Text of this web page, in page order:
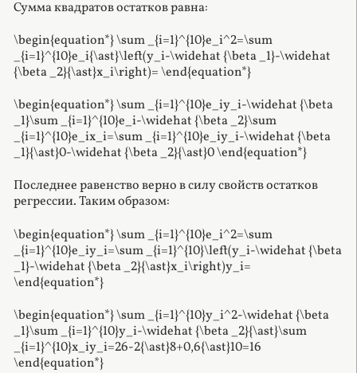
Сумма квадратов остатков равна:
\begin{equation*} \sum _{i=1}^{10}e_i^2=\sum
_{i=1}^{10}e_i{\ast}\left(y_i-\widehat {\beta _1}-\widehat
{\beta _2}{\ast}x_i\right)= \end{equation*}
\begin{equation*} \sum _{i=1}^{10}e_iy_i-\widehat {\beta
_1}\sum _{i=1}^{10}e_i-\widehat {\beta _2}\sum
_{i=1}^{10}e_ix_i=\sum _{i=1}^{10}e_iy_i-\widehat {\beta
_1}{\ast}0-\widehat {\beta _2}{\ast}0 \end{equation*}
Последнее равенство верно в силу свойств остатков
регрессии. Таким образом:
\begin{equation*} \sum _{i=1}^{10}e_i^2=\sum
_{i=1}^{10}e_iy_i=\sum _{i=1}^{10}\left(y_i-\widehat {\beta
_1}-\widehat {\beta _2}{\ast}x_i\right)y_i=
\end{equation*}
\begin{equation*} \sum _{i=1}^{10}y_i^2-\widehat {\beta
_1}\sum _{i=1}^{10}y_i-\widehat {\beta _2}{\ast}\sum
_{i=1}^{10}x_iy_i=26-2{\ast}8+0,6{\ast}10=16
\end{equation*}